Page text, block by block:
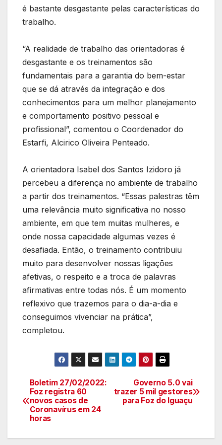
é bastante desgastante pelas características do
trabalho.
“A realidade de trabalho das orientadoras é
desgastante e os treinamentos são
fundamentais para a garantia do bem-estar
que se dá através da integração e dos
conhecimentos para um melhor planejamento
e comportamento positivo pessoal e
profissional”, comentou o Coordenador do
Estarfi, Alcirico Oliveira Penteado.
A orientadora Isabel dos Santos Izidoro já
percebeu a diferença no ambiente de trabalho
a partir dos treinamentos. “Essas palestras têm
uma relevância muito significativa no nosso
ambiente, em que tem muitas mulheres, e
onde nossa capacidade algumas vezes é
desafiada. Então, o treinamento contribuiu
muito para desenvolver nossas ligações
afetivas, o respeito e a troca de palavras
afirmativas entre todas nós. É um momento
reflexivo que trazemos para o dia-a-dia e
conseguimos vivenciar na prática”,
completou.
Navegação
de
Governo 5.0 vai
trazer 5 mil gestores
para Foz do Iguaçu
Boletim 27/02/2022:
Foz registra 60
novos casos de
Coronavírus em 24
horas